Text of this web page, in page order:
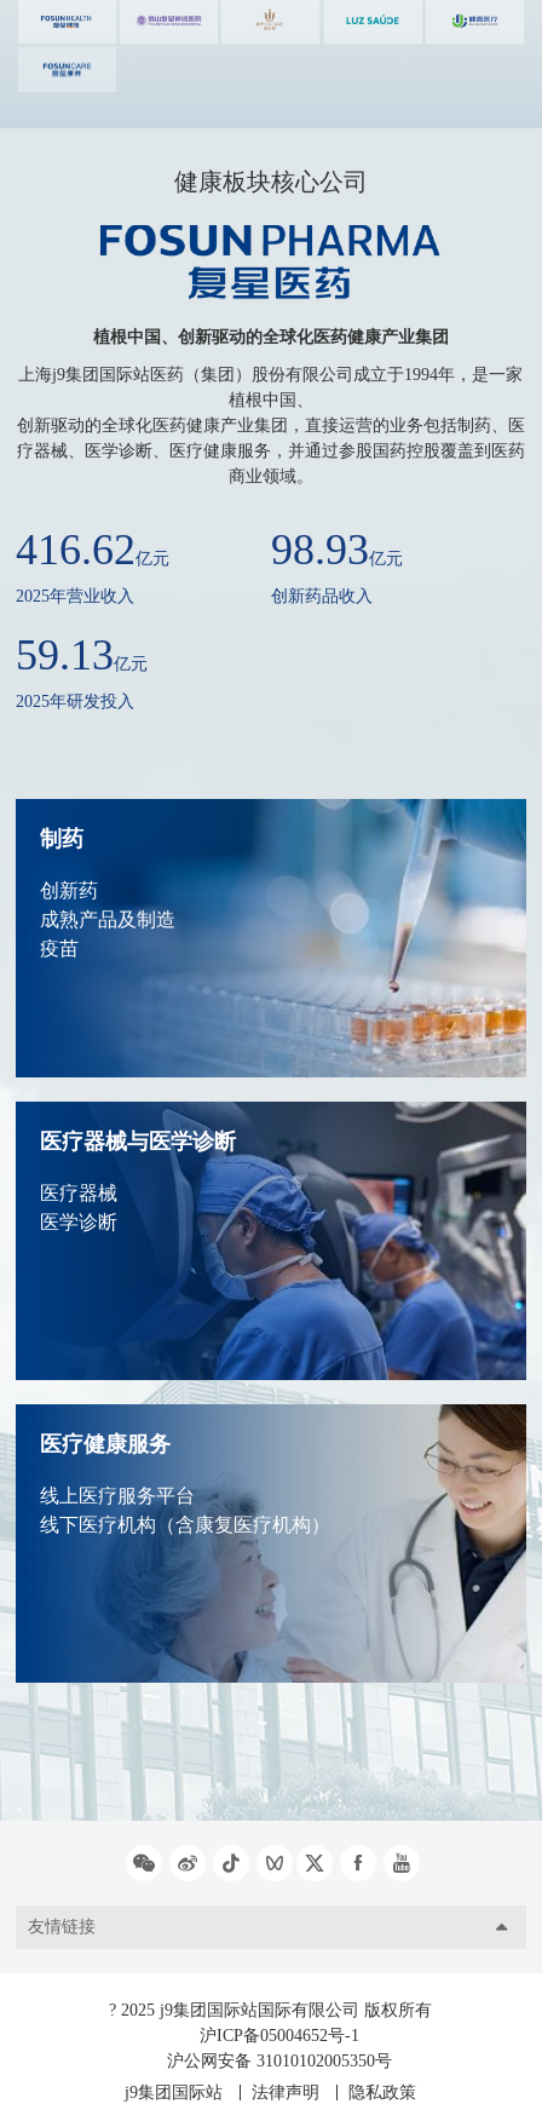
健康板块核心公司
植根中国、创新驱动的全球化医药健康产业集团
上海j9集团国际站医药（集团）股份有限公司成立于1994年，是一家
植根中国、
创新驱动的全球化医药健康产业集团，直接运营的业务包括制药、医
疗器械、医学诊断、医疗健康服务，并通过参股国药控股覆盖到医药
商业领域。
416.62亿元
2025年营业收入
98.93亿元
创新药品收入
59.13亿元
2025年研发投入
制药
创新药
成熟产品及制造
疫苗
医疗器械与医学诊断
医疗器械
医学诊断
医疗健康服务
线上医疗服务平台
线下医疗机构（含康复医疗机构）
友情链接
? 2025 j9集团国际站国际有限公司 版权所有
沪ICP备05004652号-1
沪公网安备 31010102005350号
j9集团国际站
法律声明 隐私政策